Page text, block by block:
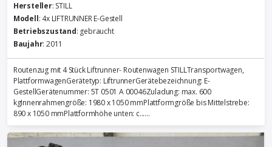
Hersteller: STILL
Modell: 4x LIFTRUNNER E-Gestell
Betriebszustand: gebraucht
Baujahr: 2011
Routenzug mit 4 Stück Liftrunner- Routenwagen STILLTransportwagen,
PlattformwagenGerätetyp: LiftrunnerGerätebezeichnung: E-
GestellGerätenummer: 5T 0501 A 00046Zuladung: max. 600
kgInnenrahmengröße: 1980 x 1050 mmPlattformgröße bis Mittelstrebe:
890 x 1050 mmPlattformhöhe unten: c......